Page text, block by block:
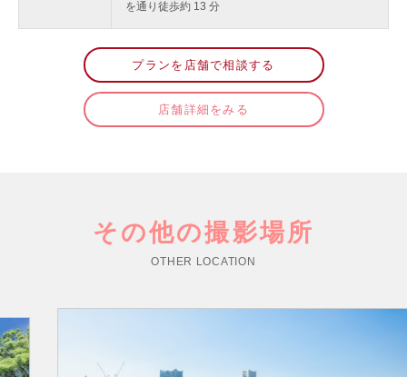
を通り徒歩約 13 分
プランを店舗で相談する
店舗詳細をみる
その他の撮影場所
OTHER LOCATION